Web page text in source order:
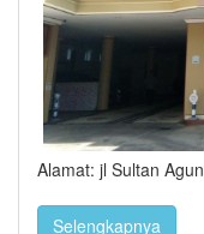
Alamat: jl Sultan
Selengkapnya